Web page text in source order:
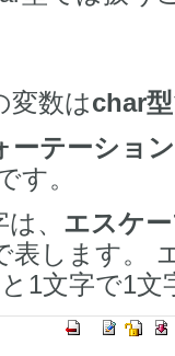
変数はchar型
ーテーション
す。
、 エスケ
表します。
1文字で1